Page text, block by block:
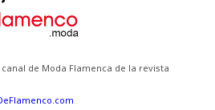
de Moda Flamenca de la revista